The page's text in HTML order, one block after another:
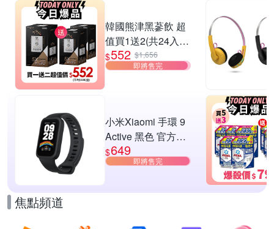
韓國熊津黑蔘飲 超
值買1送2(共24入
組)
$552 $1,656
即將售完
小米Xiaomi 手環 9
Active 黑色 官方旗
艦館
$649
即將售完
焦點頻道